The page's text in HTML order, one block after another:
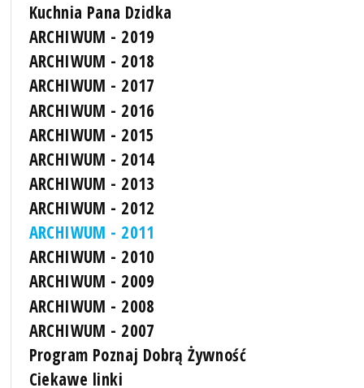
Kuchnia Pana Dzidka
ARCHIWUM - 2019
ARCHIWUM - 2018
ARCHIWUM - 2017
ARCHIWUM - 2016
ARCHIWUM - 2015
ARCHIWUM - 2014
ARCHIWUM - 2013
ARCHIWUM - 2012
ARCHIWUM - 2011
ARCHIWUM - 2010
ARCHIWUM - 2009
ARCHIWUM - 2008
ARCHIWUM - 2007
Program Poznaj Dobrą Żywność
Ciekawe linki